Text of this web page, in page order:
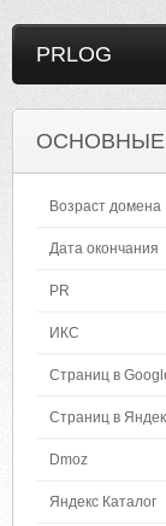
PRLOG
ОСНОВНЫЕ
Возраст домена
Дата окончания
PR
ИКС
Страниц в
Страниц в
Dmoz
Яндекс Каталог